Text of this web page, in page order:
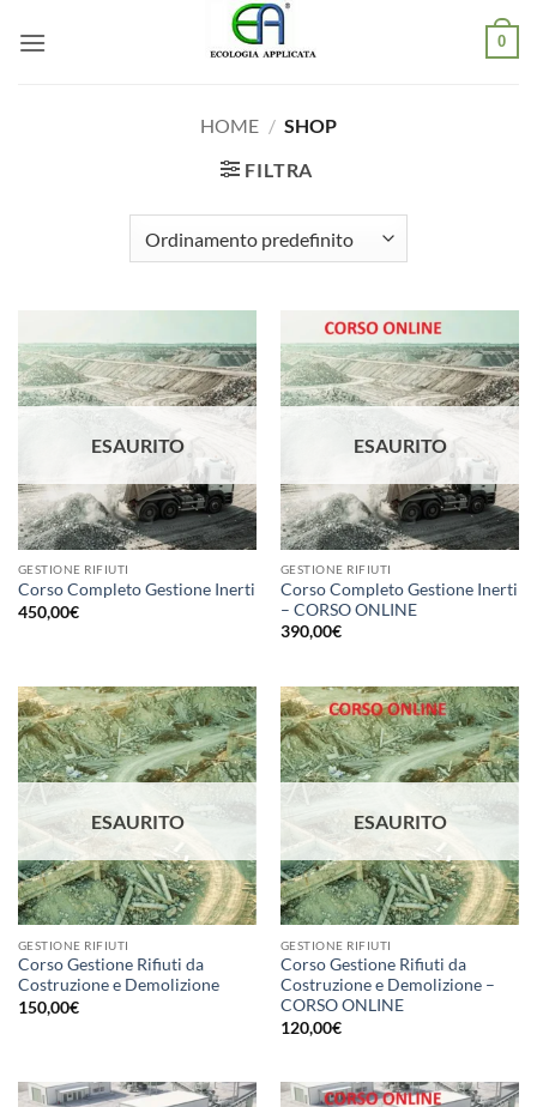
0
HOME / SHOP
FILTRA
ESAURITO
GESTIONE RIFIUTI
Corso Completo Gestione Inerti
450,00€
ESAURITO
GESTIONE RIFIUTI
Corso Completo Gestione Inerti
– CORSO ONLINE
390,00€
ESAURITO
GESTIONE RIFIUTI
Corso Gestione Rifiuti da
Costruzione e Demolizione
150,00€
ESAURITO
GESTIONE RIFIUTI
Corso Gestione Rifiuti da
Costruzione e Demolizione –
CORSO ONLINE
120,00€